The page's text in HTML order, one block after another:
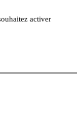
activer